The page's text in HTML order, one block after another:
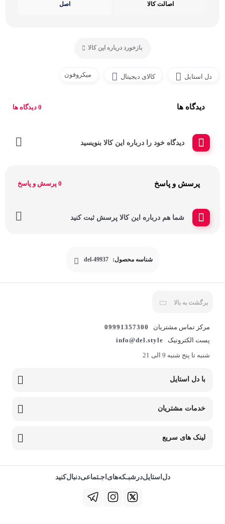
اصالت کالا اصل
بازخورد درباره این کالا
دل استایل کالای دیجیتال میکروفون
دیدگاه ها 0 دیدگاه ها
دیدگاه خود را درباره این کالا بنویسید
پرسش و پاسخ 0 پرسش و پاسخ
شما هم درباره این کالا پرسش ثبت کنید
شناسه محصول: del-49937
برگشت به بالا
مرکز تماس مشتریان
09991357300
پست الکترونیک
info@del.style
شنبه تا پنج شنبه 9 الی 21
با دل استایل
خدمات مشتریان
لینک های سریع
دل‌استایل‌در‌‌شبـکه‌های‌اجـتماعی‌دنبال‌کنید